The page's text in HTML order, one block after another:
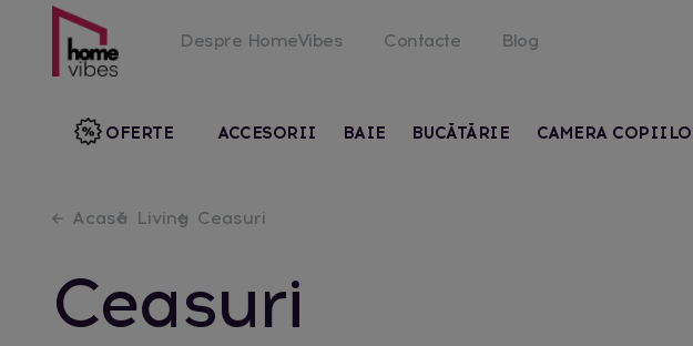
Despre HomeVibes Contacte Blog
ACCESORII BAIE BUCĂTĂRIE CAMERA
OFERTE
Acasă Living Ceasuri
Ceasuri